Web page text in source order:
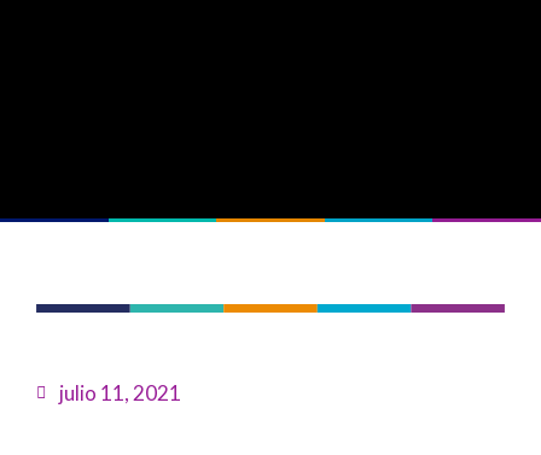
julio 11, 2021